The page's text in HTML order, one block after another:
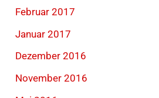
Februar 2017
Januar 2017
Dezember 2016
November 2016